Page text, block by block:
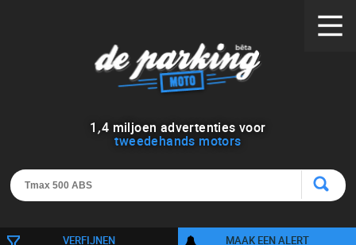
1 ,4 miljoen advertenties voor
tweedehands motors
VERFIJNEN MAAK EEN ALERT